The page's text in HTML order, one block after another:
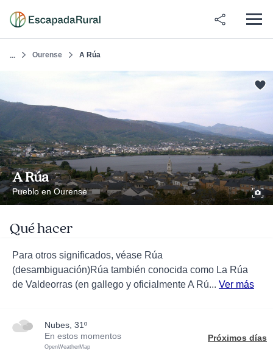
... Ourense A Rúa
A Rúa
Pueblo en Ourense
Qué hacer
Para otros significados, véase Rúa
(desambiguación)Rúa también conocida como La Rúa
de Valdeorras (en gallego y oficialmente A Rú... Ver más
nubes, 31º
En estos momentos
OpenWeatherMap
Próximos días